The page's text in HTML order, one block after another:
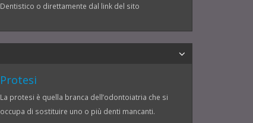
Dentistico o direttamente dal link del sito
Protesi
La protesi è quella branca dell’odontoiatria che si
occupa di sostituire uno o più denti mancanti.